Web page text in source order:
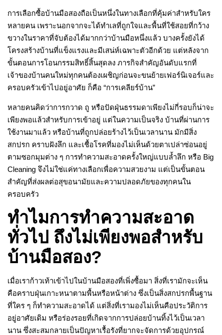
การเลือกซื้อบ้านมือสองถือเป็นหนึ่งในทางเลือกที่คุ้มค่าสำหรับใคร
หลายคน เพราะนอกจากจะได้ทำเลที่ถูกใจและพื้นที่ใช้สอยที่กว้าง
ขวางในราคาที่จับต้องได้มากกว่าบ้านมือหนึ่งแล้ว บางครั้งยังได้
โครงสร้างบ้านที่แข็งแรงและมีเสน่ห์เฉพาะตัวอีกด้วย แต่หลังจาก
ขั้นตอนการโอนกรรมสิทธิ์สิ้นสุดลง ภารกิจสำคัญอันดับแรกที่
เจ้าของบ้านคนใหม่ทุกคนต้องเผชิญก่อนจะขนย้ายเฟอร์นิเจอร์และ
ครอบครัวเข้าไปอยู่อาศัย ก็คือ “การเคลียร์บ้าน”
หลายคนคิดว่าการกวาด ถู หรือปัดฝุ่นธรรมดาเพียงไม่กี่รอบก็น่าจะ
เพียงพอแล้วสำหรับการเข้าอยู่ แต่ในความเป็นจริง บ้านที่ผ่านการ
ใช้งานมาแล้ว หรือบ้านที่ถูกปล่อยร้างไว้เป็นเวลานาน มักมีสิ่ง
สกปรก คราบฝังลึก และเชื้อโรคที่มองไม่เห็นด้วยตาเปล่าซ่อนอยู่
ตามซอกมุมต่าง ๆ การทำความสะอาดครั้งใหญ่แบบล้ำลึก หรือ Big
Cleaning จึงไม่ใช่แค่ทางเลือกเพื่อความสวยงาม แต่เป็นขั้นตอน
สำคัญที่ส่งผลต่อสุขอนามัยและความปลอดภัยของทุกคนใน
ครอบครัว
ทำไมการทำความสะอาด
ทั่วไป ถึงไม่เพียงพอสำหรับ
บ้านมือสอง?
เมื่อเราก้าวเท้าเข้าไปในบ้านมือสองที่เพิ่งซื้อมา สิ่งที่เรามักจะเห็น
คือคราบฝุ่นเกาะหนาตามพื้นหรือหน้าต่าง ซึ่งเป็นสิ่งสกปรกพื้นฐาน
ที่ใคร ๆ ก็ทำความสะอาดได้ แต่สิ่งที่เรามองไม่เห็นคือประวัติการ
อยู่อาศัยเดิม หรือร่องรอยที่เกิดจากการปล่อยบ้านทิ้งไว้เป็นเวลา
นาน ซึ่งสะสมกลายเป็นปัญหาเรื้อรังที่ยากจะจัดการด้วยอุปกรณ์